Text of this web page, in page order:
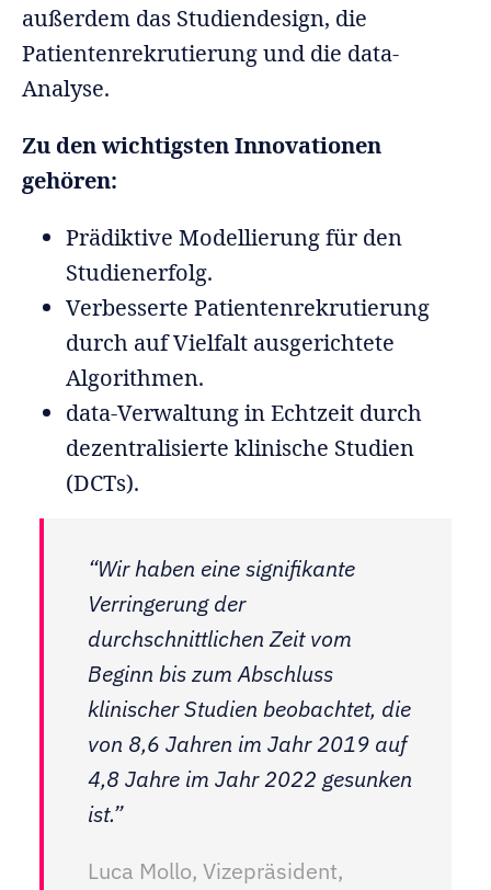
außerdem das Studiendesign, die
Patientenrekrutierung und die data-
Analyse.
Zu den wichtigsten Innovationen
gehören:
Prädiktive Modellierung für den
Studienerfolg.
Verbesserte Patientenrekrutierung
durch auf Vielfalt ausgerichtete
Algorithmen.
data-Verwaltung in Echtzeit durch
dezentralisierte klinische Studien
(DCTs).
“Wir haben eine signifikante
Verringerung der
durchschnittlichen Zeit vom
Beginn bis zum Abschluss
klinischer Studien beobachtet, die
von 8,6 Jahren im Jahr 2019 auf
4,8 Jahre im Jahr 2022 gesunken
ist.”
Luca Mollo, Vizepräsident,